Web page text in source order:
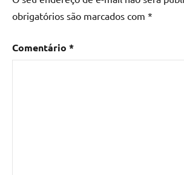
obrigatórios são marcados com *
Comentário *